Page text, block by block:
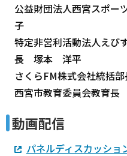
公益財団法人西宮スポ
子
特定非営利活動法人えび
長 塚本 洋平
さくらFM株式会社統
西宮市教育委員会教育
動画配信
パネルディスカッショ